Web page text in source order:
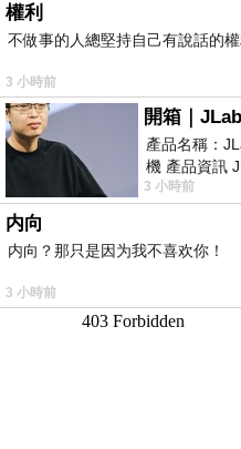
權利
不做事的人總堅持自己有說話的權
3 小時前
產品名稱：
機 產品資訊
耳機評語：非
3 小時前
内向
内向？那只是因为我不喜欢你！
3 小時前